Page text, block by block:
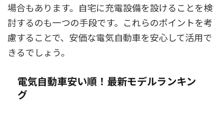
場合もあります。自宅に充電設備を設けることを検
討するのも一つの手段です。これらのポイントを考
慮することで、安価な電気自動車を安心して活用で
きるでしょう。
電気自動車安い順！最新モデルランキン
グ